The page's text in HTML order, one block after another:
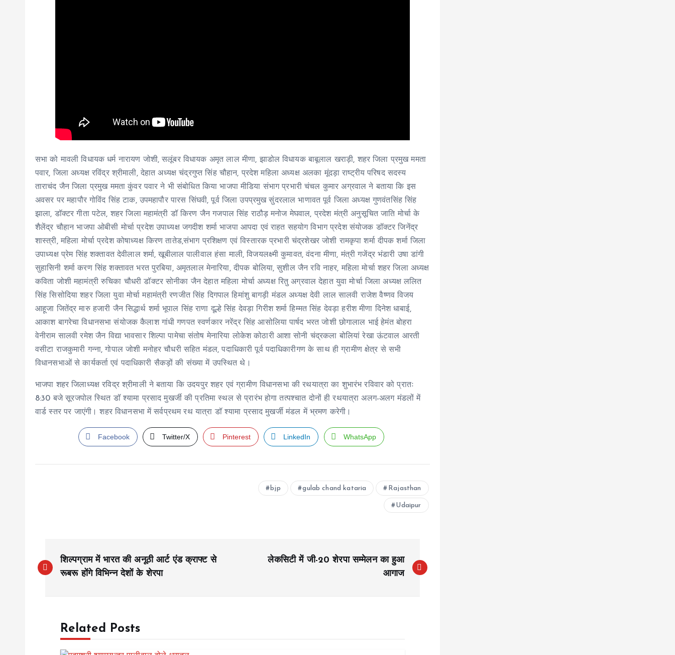
सभा को मावली विधायक धर्म नारायण जोशी, सलूंबर विधायक अमृत लाल मीणा, झाडोल विधायक बाबूलाल खराड़ी, शहर जिला प्रमुख ममता
पवार, जिला अध्यक्ष रविंद्र श्रीमाली, देहात अध्यक्ष चंद्रगुप्त सिंह चौहान, प्रदेश महिला अध्यक्ष अलका मूंदड़ा राष्ट्रीय परिषद सदस्य
ताराचंद जैन जिला प्रमुख ममता कुंवर पवार ने भी संबोधित किया भाजपा मीडिया संभाग प्रभारी चंचल कुमार अग्रवाल ने बताया कि इस
अवसर पर महापौर गोविंद सिंह टाक, उपमहापौर पारस सिंघवी, पूर्व जिला उपप्रमुख सुंदरलाल भाणावत पूर्व जिला अध्यक्ष गुणवंतसिंह सिंह
झाला, डॉक्टर गीता पटेल, शहर जिला महामंत्री डॉ किरण जैन गजपाल सिंह राठौड़ मनोज मेघवाल, प्रदेश मंत्री अनुसूचित जाति मोर्चा के
शैलेंद्र चौहान भाजपा ओबीसी मोर्चा प्रदेश उपाध्यक्ष जगदीश शर्मा भाजपा आपदा एवं राहत सहयोग विभाग प्रदेश संयोजक डॉक्टर जिनेंद्र
शास्त्री, महिला मोर्चा प्रदेश कोषाध्यक्ष किरण तातेड,संभाग प्रशिक्षण एवं विस्तारक प्रभारी चंद्रशेखर जोशी रामकृपा शर्मा दीपक शर्मा जिला
उपाध्यक्ष प्रेम सिंह शक्तावत देवीलाल शर्मा, खूबीलाल पालीवाल हंसा माली, विजयलक्ष्मी कुमावत, वंदना मीणा, मंत्री गजेंद्र भंडारी उषा डांगी
सुहासिनी शर्मा करण सिंह शक्तावत भरत पुरबिया, अमृतलाल मेनारिया, दीपक बोलिया, सुशील जैन रवि नाहर, महिला मोर्चा शहर जिला अध्यक्ष
कविता जोशी महामंत्री रुचिका चौधरी डॉक्टर सोनीका जैन देहात महिला मोर्चा अध्यक्ष रितु अग्रवाल देहात युवा मोर्चा जिला अध्यक्ष ललित
सिंह सिसोदिया शहर जिला युवा मोर्चा महामंत्री रणजीत सिंह दिगपाल हिमांशु बागड़ी मंडल अध्यक्ष देवी लाल सालवी राजेश वैष्णव विजय
आहूजा जितेंद्र मारु हजारी जैन सिद्धार्थ शर्मा भूपाल सिंह राणा दूल्हे सिंह देवड़ा गिरीश शर्मा हिम्मत सिंह देवड़ा हरीश मीणा दिनेश धाबाई,
आकाश बागरेचा विधानसभा संयोजक कैलाश गांधी गणपत स्वर्णकार नरेंद्र सिंह आसोलिया पार्षद भरत जोशी छोगालाल भाई हेमंत बोहरा
वेनीराम सालवी रमेश जैन विद्या भावसार शिल्पा पामेचा संतोष मेनारिया लोकेश कोठारी आशा सोनी चंद्रकला बोलियां रेखा ऊंटवाल आरती
वसीटा राजकुमारी गन्ना, गोपाल जोशी मनोहर चौधरी सहित मंडल, पदाधिकारी पूर्व पदाधिकारीगण के साथ ही ग्रामीण क्षेत्र से सभी
विधानसभाओं से कार्यकर्ता एवं पदाधिकारी सैकड़ों की संख्या में उपस्थित थे।
भाजपा शहर जिलाध्यक्ष रविद्र श्रीमाली ने बताया कि उदयपुर शहर एवं ग्रामीण विधानसभा की रथयात्रा का शुभारंभ रविवार को प्रातः
8:30 बजे सूरजपोल स्थित डॉ श्यामा प्रसाद मुखर्जी की प्रतिमा स्थल से प्रारंभ होगा तत्पश्चात दोनों ही रथयात्रा अलग-अलग मंडलों में
वार्ड स्तर पर जाएंगी। शहर विधानसभा में सर्वप्रथम रथ यात्रा डॉ श्यामा प्रसाद मुखर्जी मंडल में भ्रमण करेगी।
Facebook Twitter/X Pinterest LinkedIn WhatsApp
bjp gulab chand kataria Rajasthan
Udaipur
o
शिल्पग्राम में भारत की अनूठी आर्ट एंड क्राफ्ट से
रूबरू होंगे विभिन्न देशों के शेरपा
लेकसिटी में जी-20 शेरपा सम्मेलन का हुआ
आगाज
Related Posts